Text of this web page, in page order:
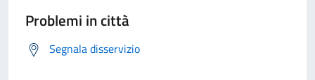
Problemi in città
Segnala disservizio